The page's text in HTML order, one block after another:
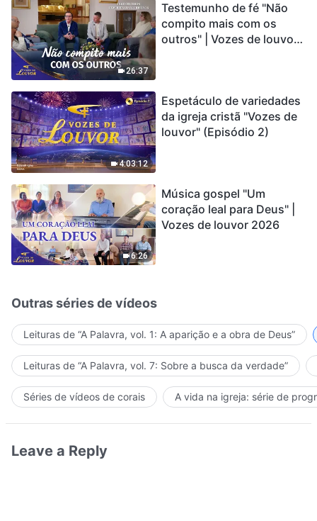
catástrofes ccontecem, a
humanidade está
entrando em contagem
26:37
Testemunho de fé "Não
compito mais com os
outros" | Vozes de louvor
4:03:12
Espetáculo de variedades
da igreja cristã "Vozes de
louvor" (Episódio 2)
6:26
Música gospel "Um
coração leal para Deus" |
Vozes de louvor 2026
Outras séries de vídeos
Leituras de “A Palavra, vol. 1: A aparição e a obra de Deus”
Leituras de “A Palavra, vol. 7: Sobre a busca da verdade”
Séries de vídeos de corais A vida na igreja: série de
Leave a Reply